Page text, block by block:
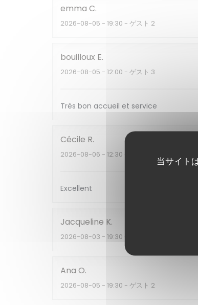
当サイト
emma C
2026-08-05 - 19:30 - ゲスト 2
bouilloux E
2026-08-05 - 12:00 - ゲスト 3
Très bon accueil et service
Cécile R
2026-08-06 - 12:30 - ゲスト 2
Excellent
Jacqueline K
2026-08-03 - 19:30 - ゲスト 1
Ana O
2026-08-05 - 19:30 - ゲスト 2